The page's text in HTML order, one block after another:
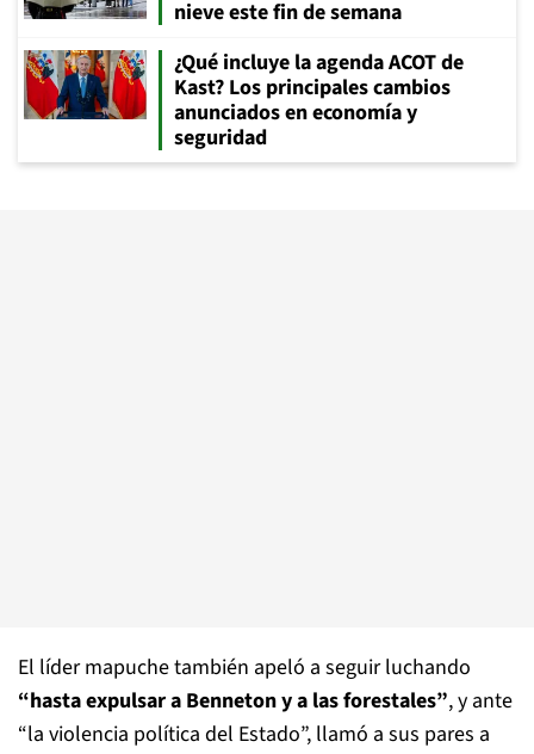
nieve este fin de semana
¿Qué incluye la agenda ACOT de
Kast? Los principales cambios
anunciados en economía y
seguridad
El líder mapuche también apeló a seguir luchando
“hasta expulsar a Benneton y a las forestales”, y ante
“la violencia política del Estado”, llamó a sus pares a